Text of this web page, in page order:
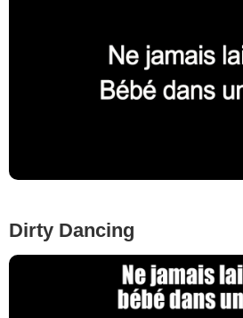
Dirty Dancing